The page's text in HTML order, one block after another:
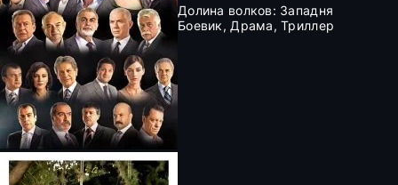
Долина волков: Западня
Боевик, Драма, Триллер